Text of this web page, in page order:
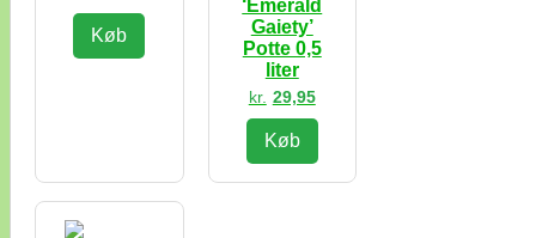
Køb
‘Emerald
Gaiety’
Potte 0,5
liter
kr. 29,95
Køb